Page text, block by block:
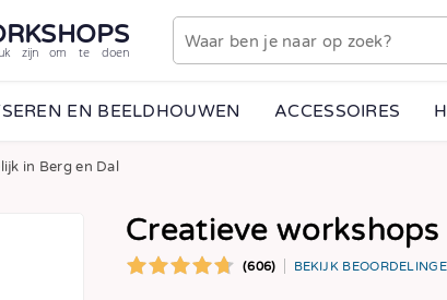
zijn om te doen
EN BEELDHOUWEN ACCESSOIRES
in Berg en Dal
Creatieve
(606) BEKIJK